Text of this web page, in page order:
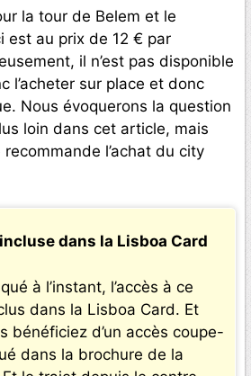
la tour de Belem et le
est au prix de 12 € par
il n’est pas disponible
l’acheter sur place et donc
Nous évoquerons la question
loin dans cet article, mais
l’achat du city
dans la Lisboa Card
à l’instant, l’accès à ce
dans la Lisboa Card. Et
bénéficiez d’un accès coupe-
dans la brochure de la